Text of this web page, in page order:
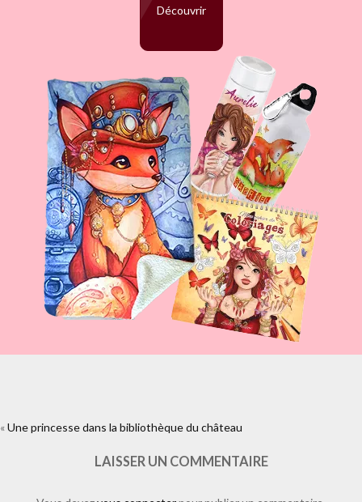
Découvrir
https://www.facebook.com/plugins/like.php?
illustrations.com%2F2011%2F10%2Fune-princesse-dans-la-
«Une princesse dans la bibliothèque du château
LAISSER UN COMMENTAIRE